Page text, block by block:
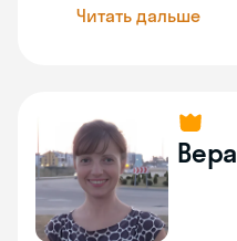
Читать дальше
Вера